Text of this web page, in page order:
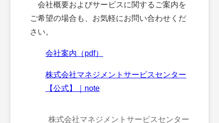
会社概要およびサービスに関するご案内を
ご希望の場合も、お気軽にお問い合わせくだ
さい。
会社案内（pdf）
株式会社マネジメントサービスセンター
【公式】｜note
株式会社マネジメントサービスセンター